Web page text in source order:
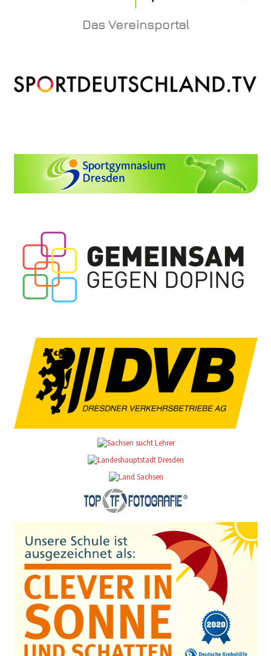
Das Vereinsportal